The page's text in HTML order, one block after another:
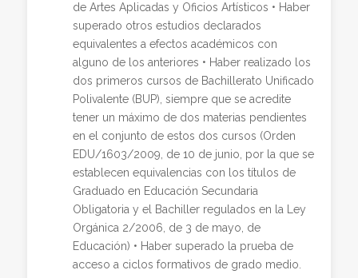
de Artes Aplicadas y Oficios Artísticos • Haber
superado otros estudios declarados
equivalentes a efectos académicos con
alguno de los anteriores • Haber realizado los
dos primeros cursos de Bachillerato Unificado
Polivalente (BUP), siempre que se acredite
tener un máximo de dos materias pendientes
en el conjunto de estos dos cursos (Orden
EDU/1603/2009, de 10 de junio, por la que se
establecen equivalencias con los títulos de
Graduado en Educación Secundaria
Obligatoria y el Bachiller regulados en la Ley
Orgánica 2/2006, de 3 de mayo, de
Educación) • Haber superado la prueba de
acceso a ciclos formativos de grado medio.